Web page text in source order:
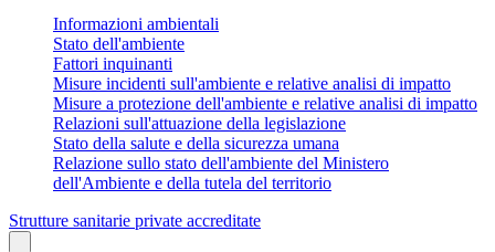
Informazioni ambientali
Stato dell'ambiente
Fattori inquinanti
Misure incidenti sull'ambiente e relative analisi di impatto
Misure a protezione dell'ambiente e relative analisi di impatto
Relazioni sull'attuazione della legislazione
Stato della salute e della sicurezza umana
Relazione sullo stato dell'ambiente del Ministero
dell'Ambiente e della tutela del territorio
Strutture sanitarie private accreditate